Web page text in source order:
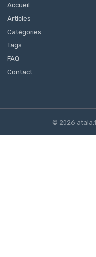
Accueil
Articles
Catégories
Tags
FAQ
Contact
© 2026